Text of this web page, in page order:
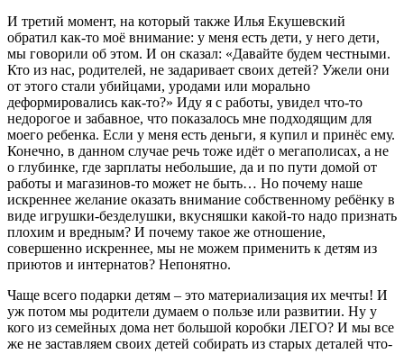
И третий момент, на который также Илья Екушевский
обратил как-то моё внимание: у меня есть дети, у него дети,
мы говорили об этом. И он сказал: «Давайте будем честными.
Кто из нас, родителей, не задаривает своих детей? Ужели они
от этого стали убийцами, уродами или морально
деформировались как-то?» Иду я с работы, увидел что-то
недорогое и забавное, что показалось мне подходящим для
моего ребенка. Если у меня есть деньги, я купил и принёс ему.
Конечно, в данном случае речь тоже идёт о мегаполисах, а не
о глубинке, где зарплаты небольшие, да и по пути домой от
работы и магазинов-то может не быть… Но почему наше
искреннее желание оказать внимание собственному ребёнку в
виде игрушки-безделушки, вкусняшки какой-то надо признать
плохим и вредным? И почему такое же отношение,
совершенно искреннее, мы не можем применить к детям из
приютов и интернатов? Непонятно.
Чаще всего подарки детям – это материализация их мечты! И
уж потом мы родители думаем о пользе или развитии. Ну у
кого из семейных дома нет большой коробки ЛЕГО? И мы все
же не заставляем своих детей собирать из старых деталей что-